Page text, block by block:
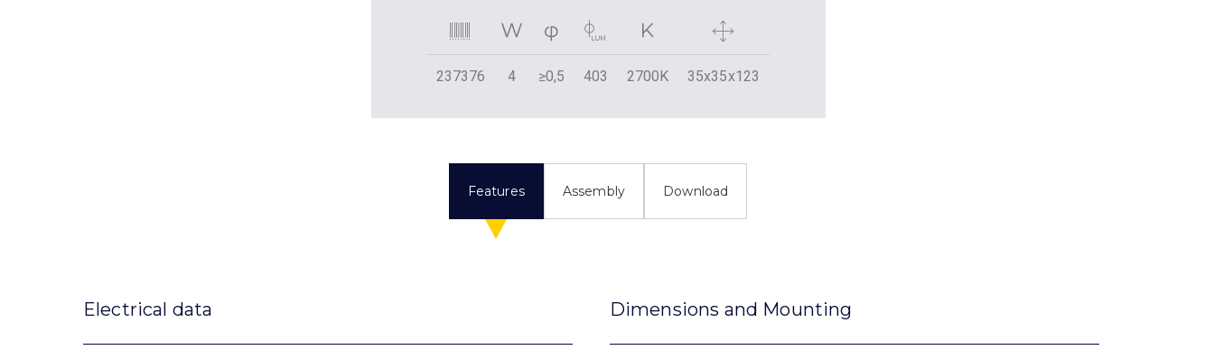
237376 4 ≥0,5 403 2700K 35x35x123
Features Assembly Download
Electrical data Dimensions and Mounting